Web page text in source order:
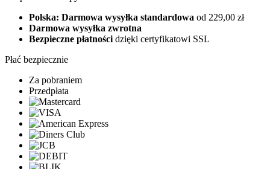
Polska: Darmowa wysyłka standardowa od 229,00 zł
Darmowa wysyłka zwrotna
Bezpieczne płatności dzięki certyfikatowi SSL
Płać bezpiecznie
Za pobraniem
Przedpłata